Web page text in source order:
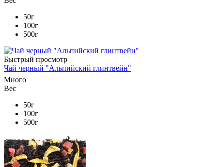
50г
100г
500г
Быстрый просмотр
Чай черный "Альпийский глинтвейн"
Много
Вес
50г
100г
500г